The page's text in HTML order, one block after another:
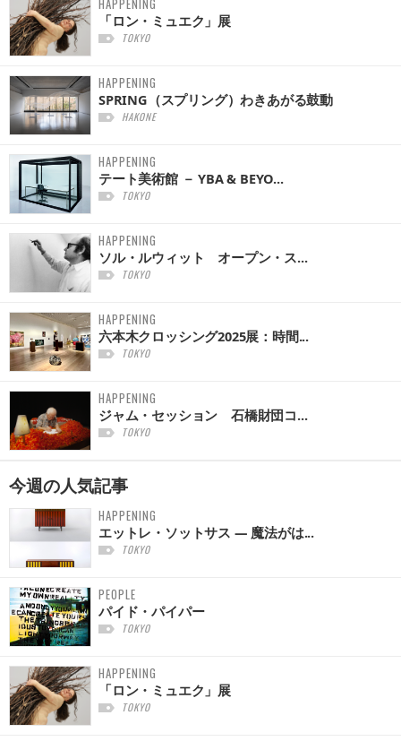
「ロン・ミュエク」展
TOKYO
HAPPENING
SPRING（スプリング）わきあがる鼓動
HAKONE
HAPPENING
テート美術館 － YBA & BEYO...
TOKYO
HAPPENING
ソル・ルウィット オープン・ス...
TOKYO
HAPPENING
六本木クロッシング2025展：時間...
TOKYO
HAPPENING
ジャム・セッション 石橋財団コ...
TOKYO
今週の人気記事
HAPPENING
エットレ・ソットサス — 魔法がは...
TOKYO
PEOPLE
パイド・パイパー
TOKYO
HAPPENING
「ロン・ミュエク」展
TOKYO